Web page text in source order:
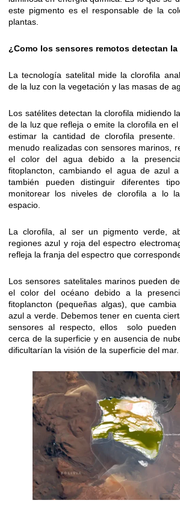
este pigmento es el responsable de la
plantas.
¿Como los sensores remotos detectan
La tecnología satelital mide la clorofila
de la luz con la vegetación y las masas de
Los satélites detectan la clorofila midiendo
de la luz que refleja o emite la clorofila en
estimar la cantidad de clorofila presente.
menudo realizadas con sensores marinos,
el color del agua debido a la
fitoplancton, cambiando el agua de azul
también pueden distinguir diferentes
monitorear los niveles de clorofila a lo
espacio.
La clorofila, al ser un pigmento verde,
regiones azul y roja del espectro
refleja la franja del espectro que
Los sensores satelitales marinos pueden
el color del océano debido a la
fitoplancton (pequeñas algas), que
azul a verde. Debemos tener en cuenta
sensores al respecto, ellos solo pueden
cerca de la superficie y en ausencia de
dificultarían la visión de la superficie del mar.